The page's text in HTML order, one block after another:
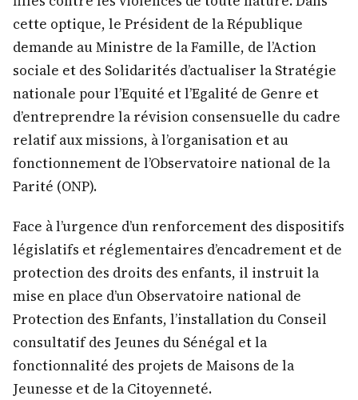
cette optique, le Président de la République
demande au Ministre de la Famille, de l’Action
sociale et des Solidarités d’actualiser la Stratégie
nationale pour l’Equité et l’Egalité de Genre et
d’entreprendre la révision consensuelle du cadre
relatif aux missions, à l’organisation et au
fonctionnement de l’Observatoire national de la
Parité (ONP).
Face à l’urgence d’un renforcement des dispositifs
législatifs et réglementaires d’encadrement et de
protection des droits des enfants, il instruit la
mise en place d’un Observatoire national de
Protection des Enfants, l’installation du Conseil
consultatif des Jeunes du Sénégal et la
fonctionnalité des projets de Maisons de la
Jeunesse et de la Citoyenneté.